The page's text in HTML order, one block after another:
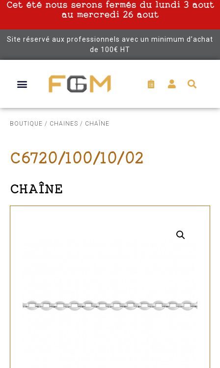
Cet été nous serons fermés du lundi 3 aout
au mercredi 26 aout
Site réservé aux professionnels avec un minimum d’achat
de 100€ HT
BOUTIQUE / CHAINES / CHAÎNE
C6720/100/10/02
CHAÎNE